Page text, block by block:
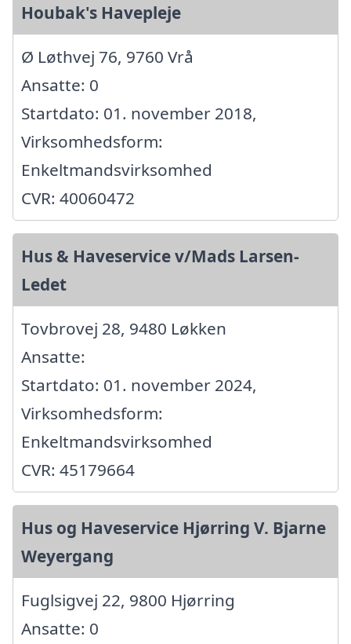
Houbak's Havepleje
Ø Løthvej 76, 9760 Vrå
Ansatte: 0
Startdato: 01. november 2018,
Virksomhedsform:
Enkeltmandsvirksomhed
CVR: 40060472
Hus & Haveservice v/Mads Larsen-
Ledet
Tovbrovej 28, 9480 Løkken
Ansatte:
Startdato: 01. november 2024,
Virksomhedsform:
Enkeltmandsvirksomhed
CVR: 45179664
Hus og Haveservice Hjørring V. Bjarne
Weyergang
Fuglsigvej 22, 9800 Hjørring
Ansatte: 0